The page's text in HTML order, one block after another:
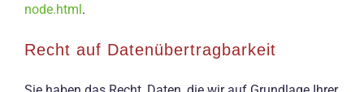
node.html.
Recht auf Datenübertragbarkeit